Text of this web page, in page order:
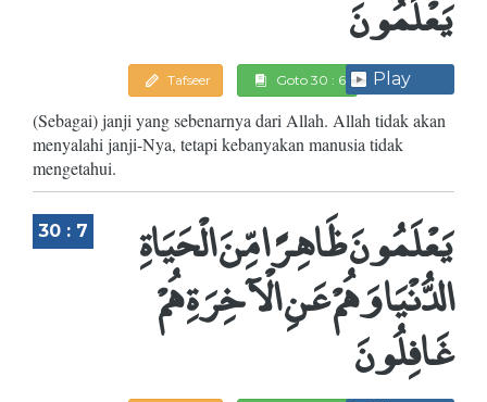
Tafseer Goto 30 : 6 Play
(Sebagai) janji yang sebenarnya dari Allah. Allah tidak akan
menyalahi janji-Nya, tetapi kebanyakan manusia tidak
mengetahui.
30 : 7 يَعْلَمُونَ ظَاهِرًا مِّنَ الْحَيَاةِ
الدُّنْيَا وَهُمْ عَنِ الْآخِرَةِ هُمْ
غَافِلُونَ